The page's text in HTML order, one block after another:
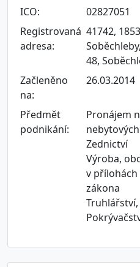
ICO:
02827051
Registrovaná
adresa:
41742,
48,
Začleněno
na:
26.03.2014
Předmět
podnikání:
Pronájem
Zednictví
Výroba,
v přílohách
zákona